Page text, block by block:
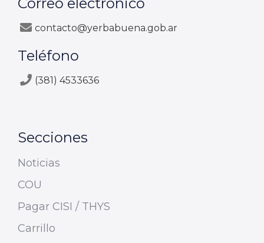
Correo electrónico
contacto@yerbabuena.gob.ar
Teléfono
(381) 4533636
Secciones
Noticias
COU
Pagar CISI / THYS
Carrillo